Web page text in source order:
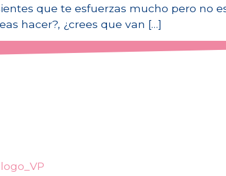
que te esfuerzas mucho pero no
hacer?, ¿crees que van […]